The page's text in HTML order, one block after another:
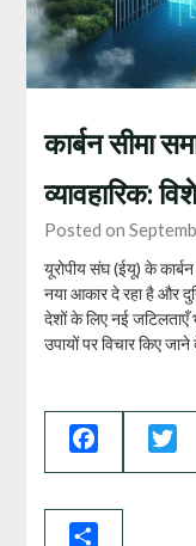
कार्बन सीमा
व्‍यावहारिक:
Posted on
यूरोपीय संघ (ईयू) के कार्बन
नया आकार दे रहा है और
देशों के लिए नई जटिलताएँ
उपायों पर विचार किए
Facebook